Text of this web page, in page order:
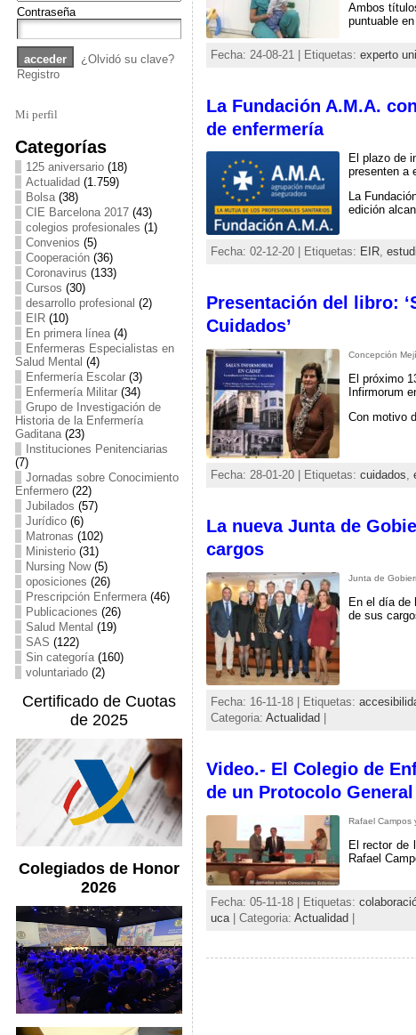
Contraseña
¿Olvidó su clave?
Registro
Mi perfil
Categorías
125 aniversario(18)
Actualidad (1.759)
Bolsa(38)
CIE Barcelona 2017(43)
colegios profesionales (1)
Convenios (5)
Cooperación(36)
Coronavirus (133)
Cursos (30)
desarrollo profesional (2)
EIR(10)
En primera línea(4)
Enfermeras Especialistas en
Salud Mental (4)
Enfermería Escolar(3)
Enfermería Militar(34)
Grupo de Investigación de
Historia de la Enfermería
Gaditana(23)
Instituciones Penitenciarias
(7)
Jornadas sobre Conocimiento
Enfermero(22)
Jubilados (57)
Jurídico(6)
Matronas (102)
Ministerio(31)
Nursing Now(5)
oposiciones (26)
Prescripción Enfermera(46)
Publicaciones (26)
Salud Mental (19)
SAS (122)
Sin categoría(160)
voluntariado(2)
Certificado de Cuotas
de 2025
Colegiados de Honor
2026
Ambos
puntuable
Fecha: 24-08-21 | Etiquetas: experto
La Fundación A.M.A.
de enfermería
El plazo de
presenten a
La
edición
Fecha: 02-12-20 | Etiquetas: EIR,
Presentación del libro:
Cuidados’
Concepción
El próximo
Infirmorum
Con motivo
Fecha: 28-01-20 | Etiquetas: cuidados,
La nueva Junta de
cargos
Junta de
En el día de
de sus
Fecha: 16-11-18 | Etiquetas:
Categoria: Actualidad
Video.- El Colegio de
de un Protocolo
Rafael Campos
El rector de
Rafael
Fecha: 05-11-18 | Etiquetas:
uca| Categoria: Actualidad